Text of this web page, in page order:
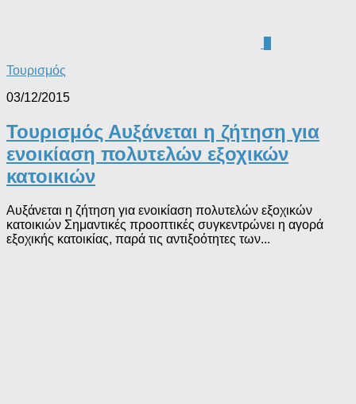
Τουρισμός
03/12/2015
Τουρισμός Αυξάνεται η ζήτηση για
ενοικίαση πολυτελών εξοχικών
κατοικιών
Αυξάνεται η ζήτηση για ενοικίαση πολυτελών εξοχικών
κατοικιών Σημαντικές προοπτικές συγκεντρώνει η αγορά
εξοχικής κατοικίας, παρά τις αντιξοότητες των...